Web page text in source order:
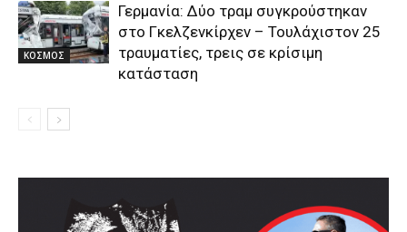
ΚΟΣΜΟΣ
Γερμανία: Δύο τραμ συγκρούστηκαν
στο Γκελζενκίρχεν – Τουλάχιστον 25
τραυματίες, τρεις σε κρίσιμη
κατάσταση